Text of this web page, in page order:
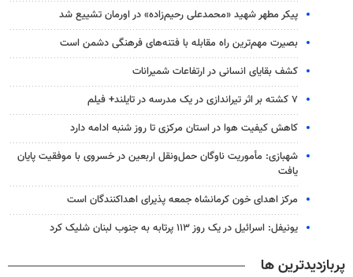
پیکر مطهر شهید «محمدعلی رحیم‌زاده» در اورمان تشییع شد
بصیرت مهم‌ترین راه مقابله با فتنه‌های فرهنگی دشمن است
کشف بقایای انسانی در ارتفاعات شمیرانات
۷ کشته بر اثر تیراندازی در یک مدرسه در تایلند+ فیلم
کاهش کیفیت هوا در استان مرکزی تا روز شنبه ادامه دارد
شهبازی: مأموریت ناوگان حمل‌ونقل اربعین در خسروی با موفقیت پایان
یافت
مرکز اهدای خون کرمانشاه جمعه پذیرای اهداکنندگان است
یونیفل: اسرائیل در یک روز ۱۱۳ پرتابه به جنوب لبنان شلیک کرد
پربازدیدترین ها